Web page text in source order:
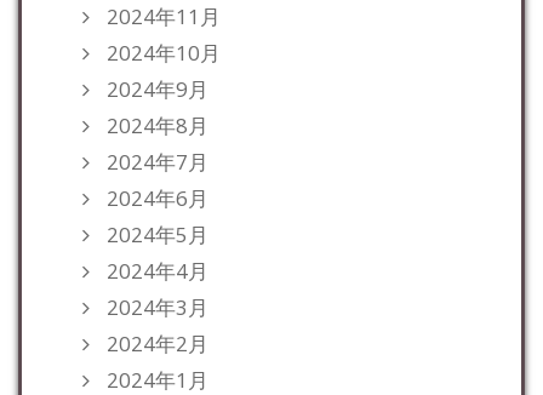
2024年11月
2024年10月
2024年9月
2024年8月
2024年7月
2024年6月
2024年5月
2024年4月
2024年3月
2024年2月
2024年1月